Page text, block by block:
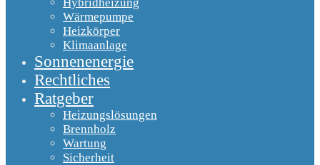
Wärmepumpe
Heizkörper
Klimaanlage
Sonnenenergie
Rechtliches
Ratgeber
Heizungslösungen
Brennholz
Wartung
Sicherheit